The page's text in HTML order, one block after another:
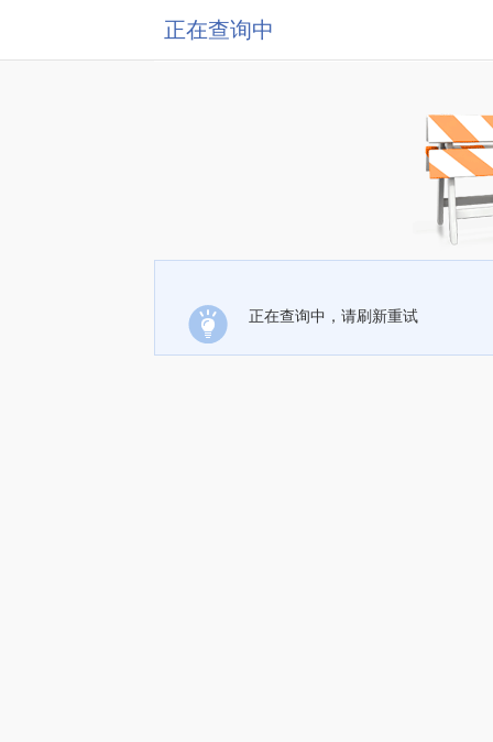
正在查询中
正在查询中，请刷新重试